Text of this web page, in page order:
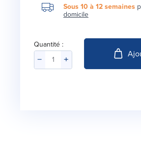
Sous 10 à 12 semaines
domicile
Quantité :